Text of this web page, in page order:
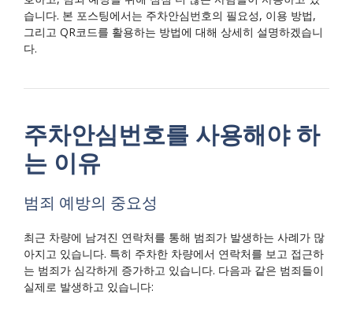
습니다. 본 포스팅에서는 주차안심번호의 필요성, 이용 방법,
그리고 QR코드를 활용하는 방법에 대해 상세히 설명하겠습니
다.
주차안심번호를 사용해야 하
는 이유
범죄 예방의 중요성
최근 차량에 남겨진 연락처를 통해 범죄가 발생하는 사례가 많
아지고 있습니다. 특히 주차한 차량에서 연락처를 보고 접근하
는 범죄가 심각하게 증가하고 있습니다. 다음과 같은 범죄들이
실제로 발생하고 있습니다: